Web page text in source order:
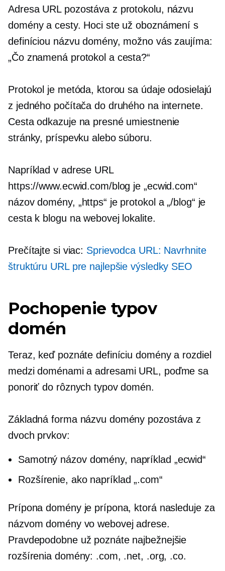
Adresa URL pozostáva z protokolu, názvu
domény a cesty. Hoci ste už oboznámení s
definíciou názvu domény, možno vás zaujíma:
„Čo znamená protokol a cesta?“
Protokol je metóda, ktorou sa údaje odosielajú
z jedného počítača do druhého na internete.
Cesta odkazuje na presné umiestnenie
stránky, príspevku alebo súboru.
Napríklad v adrese URL
https://www.ecwid.com/blog je „ecwid.com“
názov domény, „https“ je protokol a „/blog“ je
cesta k blogu na webovej lokalite.
Prečítajte si viac: Sprievodca URL: Navrhnite
štruktúru URL pre najlepšie výsledky SEO
Pochopenie typov
domén
Teraz, keď poznáte definíciu domény a rozdiel
medzi doménami a adresami URL, poďme sa
ponoriť do rôznych typov domén.
Základná forma názvu domény pozostáva z
dvoch prvkov:
Samotný názov domény, napríklad „ecwid“
Rozšírenie, ako napríklad „.com“
Prípona domény je prípona, ktorá nasleduje za
názvom domény vo webovej adrese.
Pravdepodobne už poznáte najbežnejšie
rozšírenia domény: .com, .net, .org, .co.